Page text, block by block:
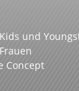
und
Concept